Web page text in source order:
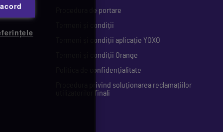
Procedura de portare
Termeni și condiții
Termeni și condiții aplicație YOXO
Termeni și condiții Orange
Politica de confidențialitate
Procedura privind soluționarea reclamațiilor
utilizatorilor finali